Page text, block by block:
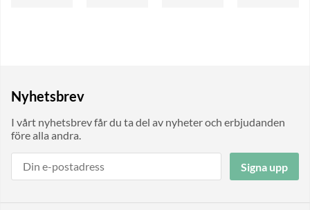
Nyhetsbrev
I vårt nyhetsbrev får du ta del av nyheter och erbjudanden
före alla andra.
Signa upp